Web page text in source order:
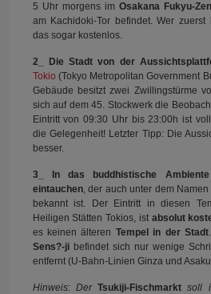
5 Uhr morgens im Osakana Fukyu-
am Kachidoki-Tor befindet. Wer zuerst
das sogar kostenlos.
2_ Die Stadt von der
Tokio (Tokyo Metropolitan Government
Gebäude besitzt zwei Zwillingstürme
sich auf dem 45. Stockwerk die
Eintritt von 09:30 Uhr bis 23:00h ist
die Gelegenheit! Letzter Tipp: Die
besser.
3_ In das buddhistische
eintauchen, der auch unter dem Namen
bekannt ist. Der Eintritt in diesen
Heiligen Stätten Tokios, ist absolut
es keinen älteren Tempel in der Stadt
Sens?-jibefindet sich nur wenige
entfernt (U-Bahn-Linien Ginza und
Hinweis: DerTsukiji-Fischmarkt soll